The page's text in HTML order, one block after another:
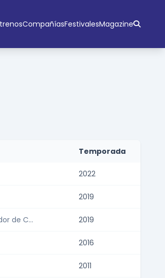
CompañíasFestivalesMagazine
Temporada
2022
2019
de C... 2019
2016
2011